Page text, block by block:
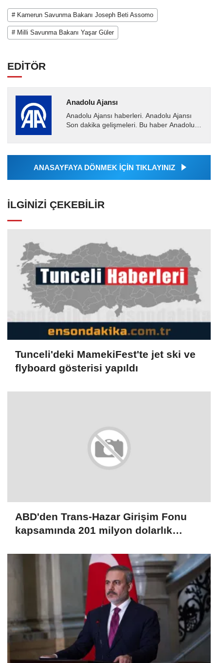
# Kamerun Savunma Bakanı Joseph Beti Assomo
# Milli Savunma Bakanı Yaşar Güler
EDİTÖR
Anadolu Ajansı
Anadolu Ajansı haberleri. Anadolu Ajansı
Son dakika gelişmeleri. Bu haber Anadolu
Ajansı tarafından...
ANASAYFAYA DÖNMEK İÇİN TIKLAYINIZ
İLGINIZI ÇEKEBILIR
Tunceli'deki MamekiFest'te jet ski ve
flyboard gösterisi yapıldı
ABD'den Trans-Hazar Girişim Fonu
kapsamında 201 milyon dolarlık